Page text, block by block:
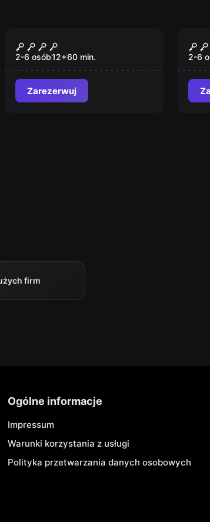
Piraci
2-6 osób12+60 min.
Zarezerwuj
2-6
firm
Ogólne informacje
Impressum
Warunki korzystania z usługi
Polityka przetwarzania danych osobowych